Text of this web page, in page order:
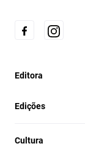
Editora
Edições
Cultura